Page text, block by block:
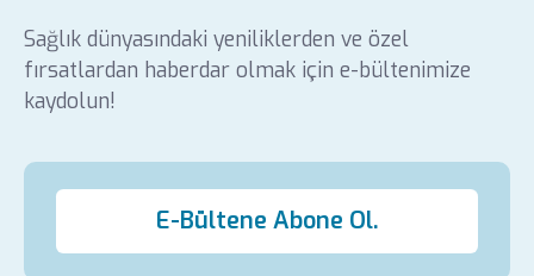
Sağlık dünyasındaki yeniliklerden ve özel
fırsatlardan haberdar olmak için e-bültenimize
kaydolun!
E-Bültene Abone Ol.